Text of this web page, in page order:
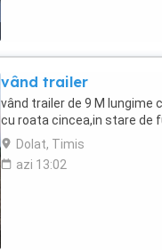
vând trailer
vând trailer de 9 M lungime
cu roata cincea,in stare de
Dolat, Timis
azi 13:02